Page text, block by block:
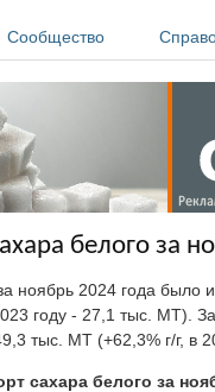
Сообщество
белого за
ноябрь 2024 года было
году - 27,1 тыс. МТ).
тыс. МТ (+62,3% г/г, в
сахара белого за